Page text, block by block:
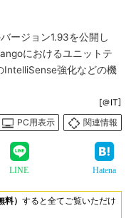
ージョン1.93を公開し
におけるユニットテ
強化などの機
[＠IT]
PC用表示
関連情報
LINE Hatena
） すると全てご覧いただけ